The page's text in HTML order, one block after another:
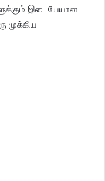
இடையேயான
முக்கிய